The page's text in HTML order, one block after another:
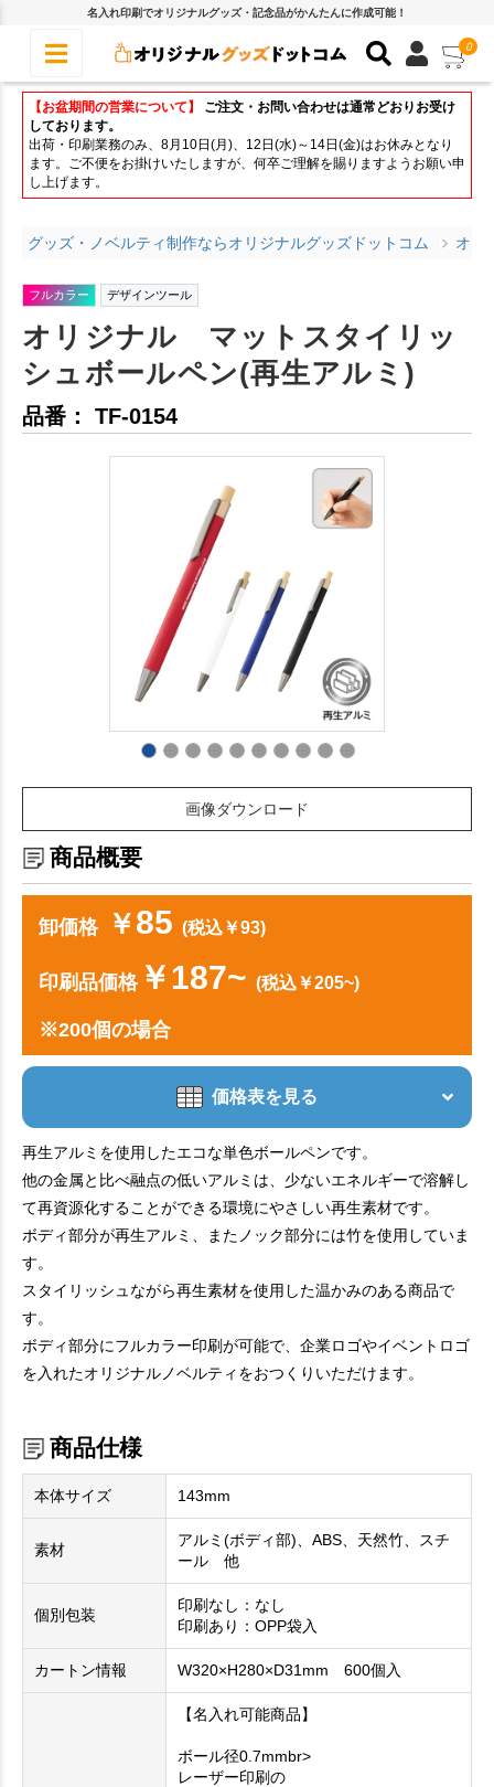
名入れ印刷でオリジナルグッズ・記念品がかんたんに作成可能！
0
【お盆期間の営業について】
ご注文・お問い合わせは通常どおりお受け
しております。
出荷・印刷業務のみ、8月10日(月)、12日(水)～14日(金)はお休みとなり
ます。ご不便をお掛けいたしますが、何卒ご理解を賜りますようお願い申
し上げます。
グッズ・ノベルティ制作ならオリジナルグッズドットコム オリ
フルカラー デザインツール
オリジナル マットスタイリッ
シュボールペン(再生アルミ)
品番： TF-0154
画像ダウンロード
商品概要
卸価格 ￥85 (税込￥93)
印刷品価格￥187~ (税込￥205~)
※200個の場合
価格表を見る
再生アルミを使用したエコな単色ボールペンです。
他の金属と比べ融点の低いアルミは、少ないエネルギーで溶解し
て再資源化することができる環境にやさしい再生素材です。
ボディ部分が再生アルミ、またノック部分には竹を使用していま
す。
スタイリッシュながら再生素材を使用した温かみのある商品で
す。
ボディ部分にフルカラー印刷が可能で、企業ロゴやイベントロゴ
を入れたオリジナルノベルティをおつくりいただけます。
商品仕様
本体サイズ 143mm
素材
アルミ(ボディ部)、ABS、天然竹、スチ
ール 他
個別包装
印刷なし：なし
印刷あり：OPP袋入
カートン情報 W320×H280×D31mm 600個入
【名入れ可能商品】
ボール径0.7mmbr>
レーザー印刷の